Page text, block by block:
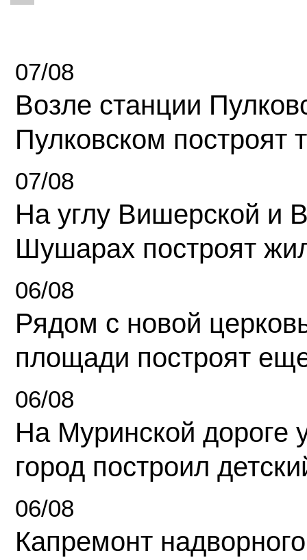
07/08
Возле станции
Пулковском построят
07/08
На углу Вишерской и
Шушарах построят
06/08
Рядом с новой
площади построят
06/08
На Муринской дороге
город построил
06/08
Капремонт